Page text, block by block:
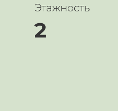
Этажность
2